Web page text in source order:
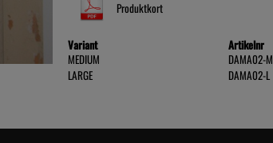
Produktkort
Variant Artikelnr
MEDIUM
DAMA02-M
LARGE
DAMA02-L